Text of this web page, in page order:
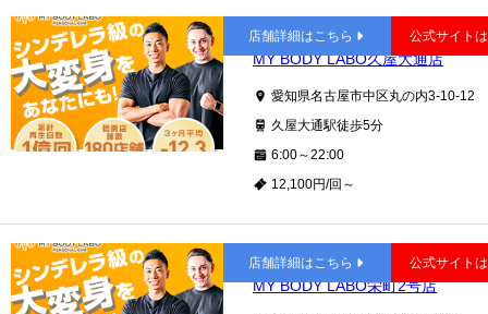
久屋大通
MY BODY LABO久屋大通店
愛知県名古屋市中区丸の内3-10-12
久屋大通駅徒歩5分
6:00～22:00
12,100円/回～
店舗詳細はこちら 公式サイト
久屋大通
MY BODY LABO栄町2号店
店舗詳細はこちら 公式サイト